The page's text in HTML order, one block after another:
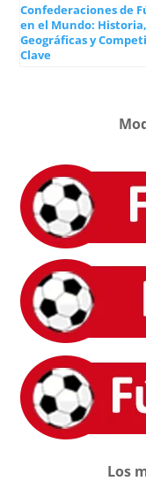
Confederaciones de
en el Mundo:
Geográficas y
Clave
Los